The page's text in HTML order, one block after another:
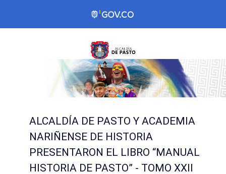
ALCALDÍA DE PASTO Y ACADEMIA
NARIÑENSE DE HISTORIA
PRESENTARON EL LIBRO “MANUAL
HISTORIA DE PASTO” - TOMO XXII